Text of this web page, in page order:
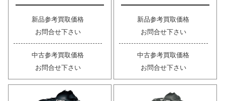
新品参考買取価格
お問合せ下さい
中古参考買取価格
お問合せ下さい
新品参考買取価格
お問合せ下さい
中古参考買取価格
お問合せ下さい